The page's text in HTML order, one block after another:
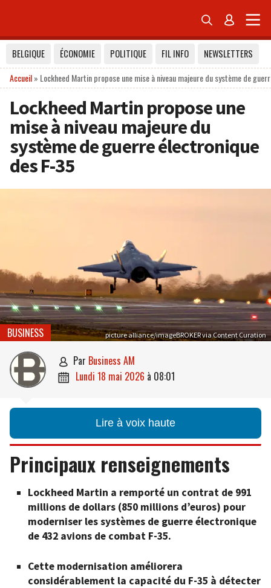
 
BELGIQUE ÉCONOMIE POLITIQUE FIL INFO
NEWSLETTERS
Accueil» Lockheed Martin propose une mise à niveau majeure du système de
Lockheed Martin propose une
mise à niveau majeure du
système de guerre électronique
des F-35
picture alliance/imageBROKER via Content Curation
BUSINESS
 par Business AM
 lundi 18 mai 2026 à 08:01
Lire à voix haute
Principaux renseignements
Lockheed Martin a remporté un contrat de 991
millions de dollars (850 millions d’euros) pour
moderniser les systèmes de guerre électronique
de 432 avions de combat F-35.
Cette modernisation améliorera
considérablement la capacité du F-35 à détecter